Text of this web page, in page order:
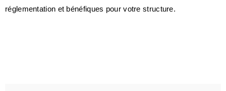
réglementation et bénéfiques pour votre structure.